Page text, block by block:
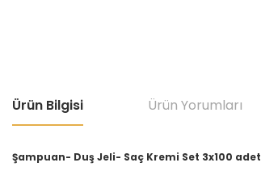
Ürün Bilgisi Ürün Yorumları
Şampuan- Duş Jeli- Saç Kremi Set 3x100 adet